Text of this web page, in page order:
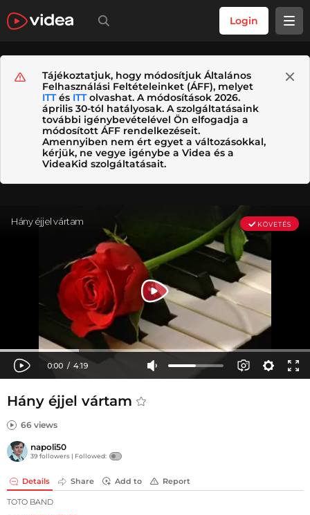
Login
Tájékoztatjuk, hogy módosítjuk Általános
Felhasználási Feltételeinket (ÁFF), melyet
ITTés ITTolvashat. A módosítások 2026.
április 30-tól hatályosak. A szolgáltatásaink
további igénybevételével Ön elfogadja a
módosított ÁFF rendelkezéseit.
Amennyiben nem ért egyet a változásokkal,
kérjük, ne vegye igénybe a Videa és a
VideaKid szolgáltatásait.
Hány éjjel vártam
66 views
napoli50
39 followers | Followed:
Details Share Add to Report
TOTO BAND